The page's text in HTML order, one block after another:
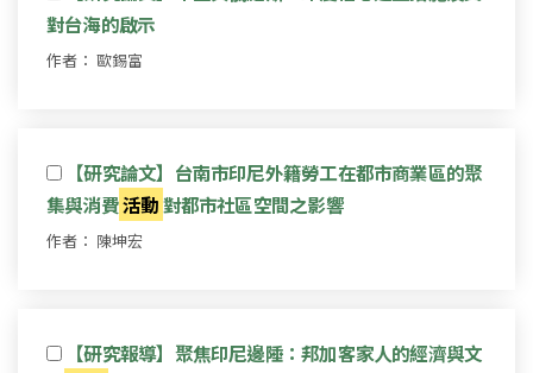
對台海的啟示
作者： 歐錫富
【研究論文】台南市印尼外籍勞工在都市商業區的聚
集與消費活動對都市社區空間之影響
作者： 陳坤宏
【研究報導】聚焦印尼邊陲：邦加客家人的經濟與文